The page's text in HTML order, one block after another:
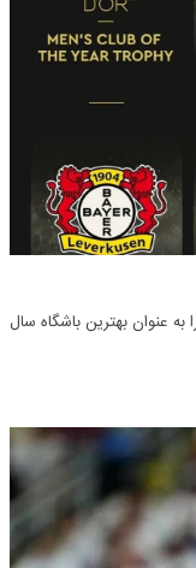
به عنوان بهترین باشگاه سال